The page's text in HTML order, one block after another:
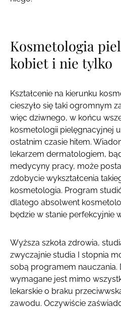
Kosmetologia
kobiet i nie tylko
Kształcenie na kierunku
cieszyło się taki ogromnym
więc dziwnego, w końcu
kosmetologii pielęgnacyjnej
ostatnim czasie hitem.
lekarzem dermatologiem,
medycyny pracy, może
zdobycie wykształcenia
kosmetologia. Program
dlatego absolwent
będzie w stanie perfekcyjnie
Wyższa szkoła zdrowia,
zwyczajnie studia I stopnia
sobą programem nauczania.
wymagane jest mimo
lekarskie o braku
zawodu. Oczywiście